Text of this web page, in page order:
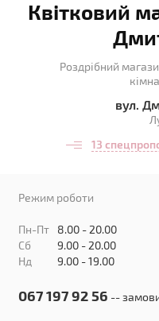
Квітковий
Роздрібний
вул.
13
Режим роботи
Пн-Пт
8.00 - 20.00
Сб
9.00 - 20.00
Нд
9.00 - 19.00
067 197 92 56 --